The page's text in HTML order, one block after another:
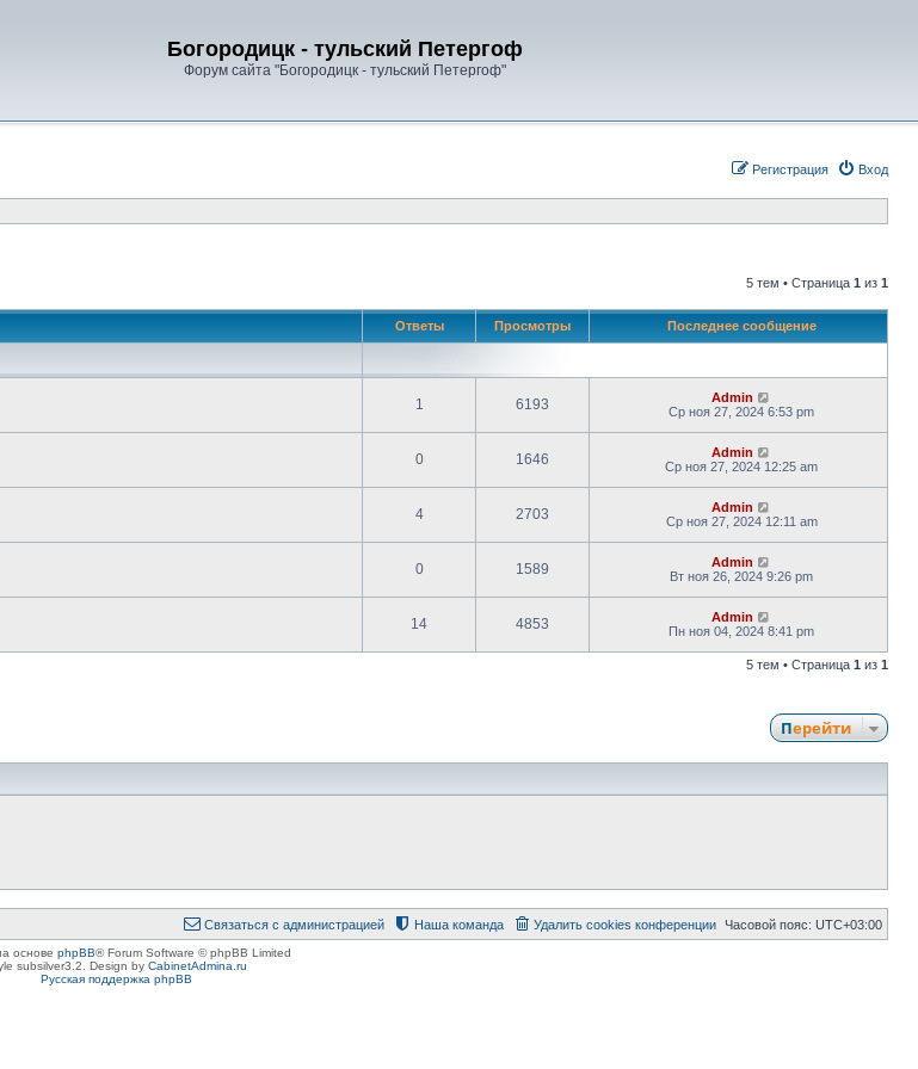
Богородицк - тульский Петергоф
Форум сайта "Богородицк - тульский Петергоф"
Вход
Регистрация
5 тем • Страница 1 из 1
Ответы Просмотры Последнее сообщение
1 6193
Admin
Ср ноя 27, 2024 6:53 pm
0 1646
Admin
Ср ноя 27, 2024 12:25 am
4 2703
Admin
Ср ноя 27, 2024 12:11 am
0 1589
Admin
Вт ноя 26, 2024 9:26 pm
14 4853
Admin
Пн ноя 04, 2024 8:41 pm
5 тем • Страница 1 из 1
Перейти
Часовой пояс: UTC+03:00
Удалить cookies конференции
Наша команда
Связаться с администрацией
основе phpBB® Forum Software © phpBB Limited
subsilver3.2. Design by CabinetAdmina.ru
Русская поддержка phpBB